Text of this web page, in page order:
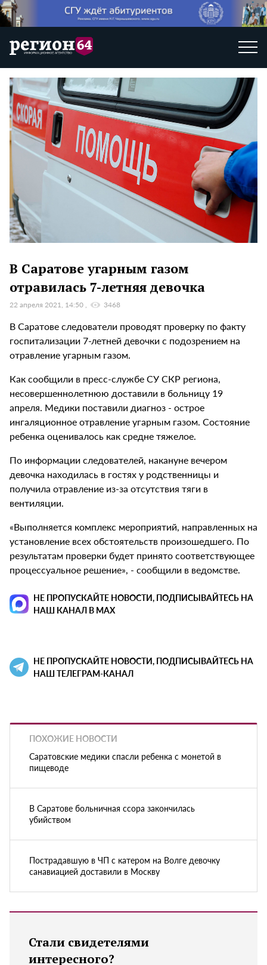
В Саратове угарным газом
отравилась 7-летняя девочка
22 апреля 2021, 14:50 3468
В Саратове следователи проводят проверку по факту
госпитализации 7-летней девочки с подозрением на
отравление угарным газом.
Как сообщили в пресс-службе СУ СКР региона,
несовершеннолетнюю доставили в больницу 19
апреля. Медики поставили диагноз - острое
ингаляционное отравление угарным газом. Состояние
ребенка оценивалось как средне тяжелое.
По информации следователей, накануне вечером
девочка находилась в гостях у родственницы и
получила отравление из-за отсутствия тяги в
вентиляции.
«Выполняется комплекс мероприятий, направленных на
установление всех обстоятельств произошедшего. По
результатам проверки будет принято соответствующее
процессуальное решение», - сообщили в ведомстве.
НЕ ПРОПУСКАЙТЕ НОВОСТИ, ПОДПИСЫВАЙТЕСЬ НА
НАШ КАНАЛ В MAX
НЕ ПРОПУСКАЙТЕ НОВОСТИ, ПОДПИСЫВАЙТЕСЬ НА
НАШ ТЕЛЕГРАМ-КАНАЛ
ПОХОЖИЕ НОВОСТИ
Саратовские медики спасли ребенка с монетой в
пищеводе
В Саратове больничная ссора закончилась
убийством
Пострадавшую в ЧП с катером на Волге девочку
санавиацией доставили в Москву
Стали свидетелями
интересного?